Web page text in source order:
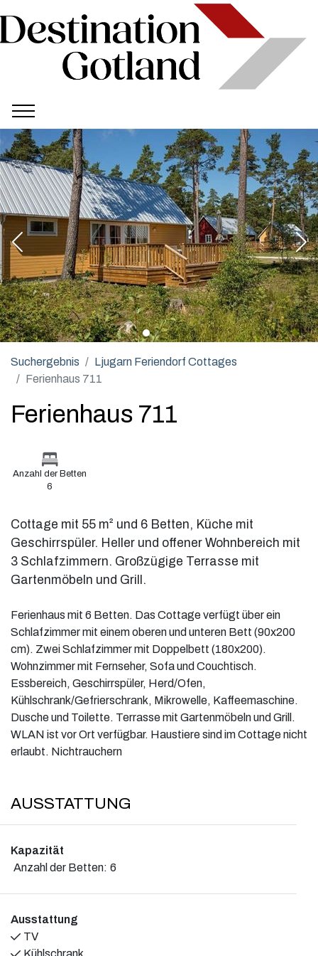
Suchergebnis
Ljugarn Feriendorf Cottages
Ferienhaus 711
Ferienhaus 711
Anzahl der Betten
6
Cottage mit 55 m² und 6 Betten, Küche mit
Geschirrspüler. Heller und offener Wohnbereich mit
3 Schlafzimmern. Großzügige Terrasse mit
Gartenmöbeln und Grill.
Ferienhaus mit 6 Betten. Das Cottage verfügt über ein
Schlafzimmer mit einem oberen und unteren Bett (90x200
cm). Zwei Schlafzimmer mit Doppelbett (180x200).
Wohnzimmer mit Fernseher, Sofa und Couchtisch.
Essbereich, Geschirrspüler, Herd/Ofen,
Kühlschrank/Gefrierschrank, Mikrowelle, Kaffeemaschine.
Dusche und Toilette. Terrasse mit Gartenmöbeln und Grill.
WLAN ist vor Ort verfügbar. Haustiere sind im Cottage nicht
erlaubt. Nichtrauchern
AUSSTATTUNG
Kapazität
Anzahl der Betten: 6
Ausstattung
TV